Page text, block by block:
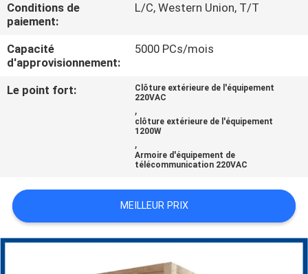
CONTACTEZ-
NOUS
NOUVELLES
PLAN
DU
Conditions de
paiement:
L/C, Western Union, T/T
Capacité
d'approvisionnement:
5000 PCs/mois
Le point fort:
Clôture extérieure de l'équipement
220VAC
,
clôture extérieure de l'équipement
1200W
,
Armoire d'équipement de
télécommunication 220VAC
MEILLEUR PRIX